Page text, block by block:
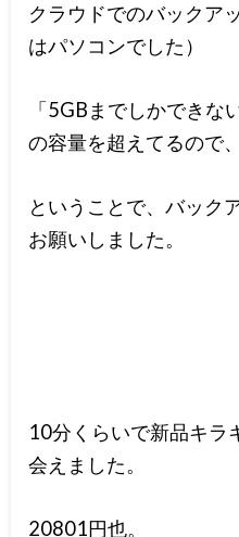
クラウドでのバックア
はパソコンでした）
「5GBまでしかできな
の容量を超えてるので
ということで、バック
お願いしました。
10分くらいで新品キラ
会えました。
20801円也。